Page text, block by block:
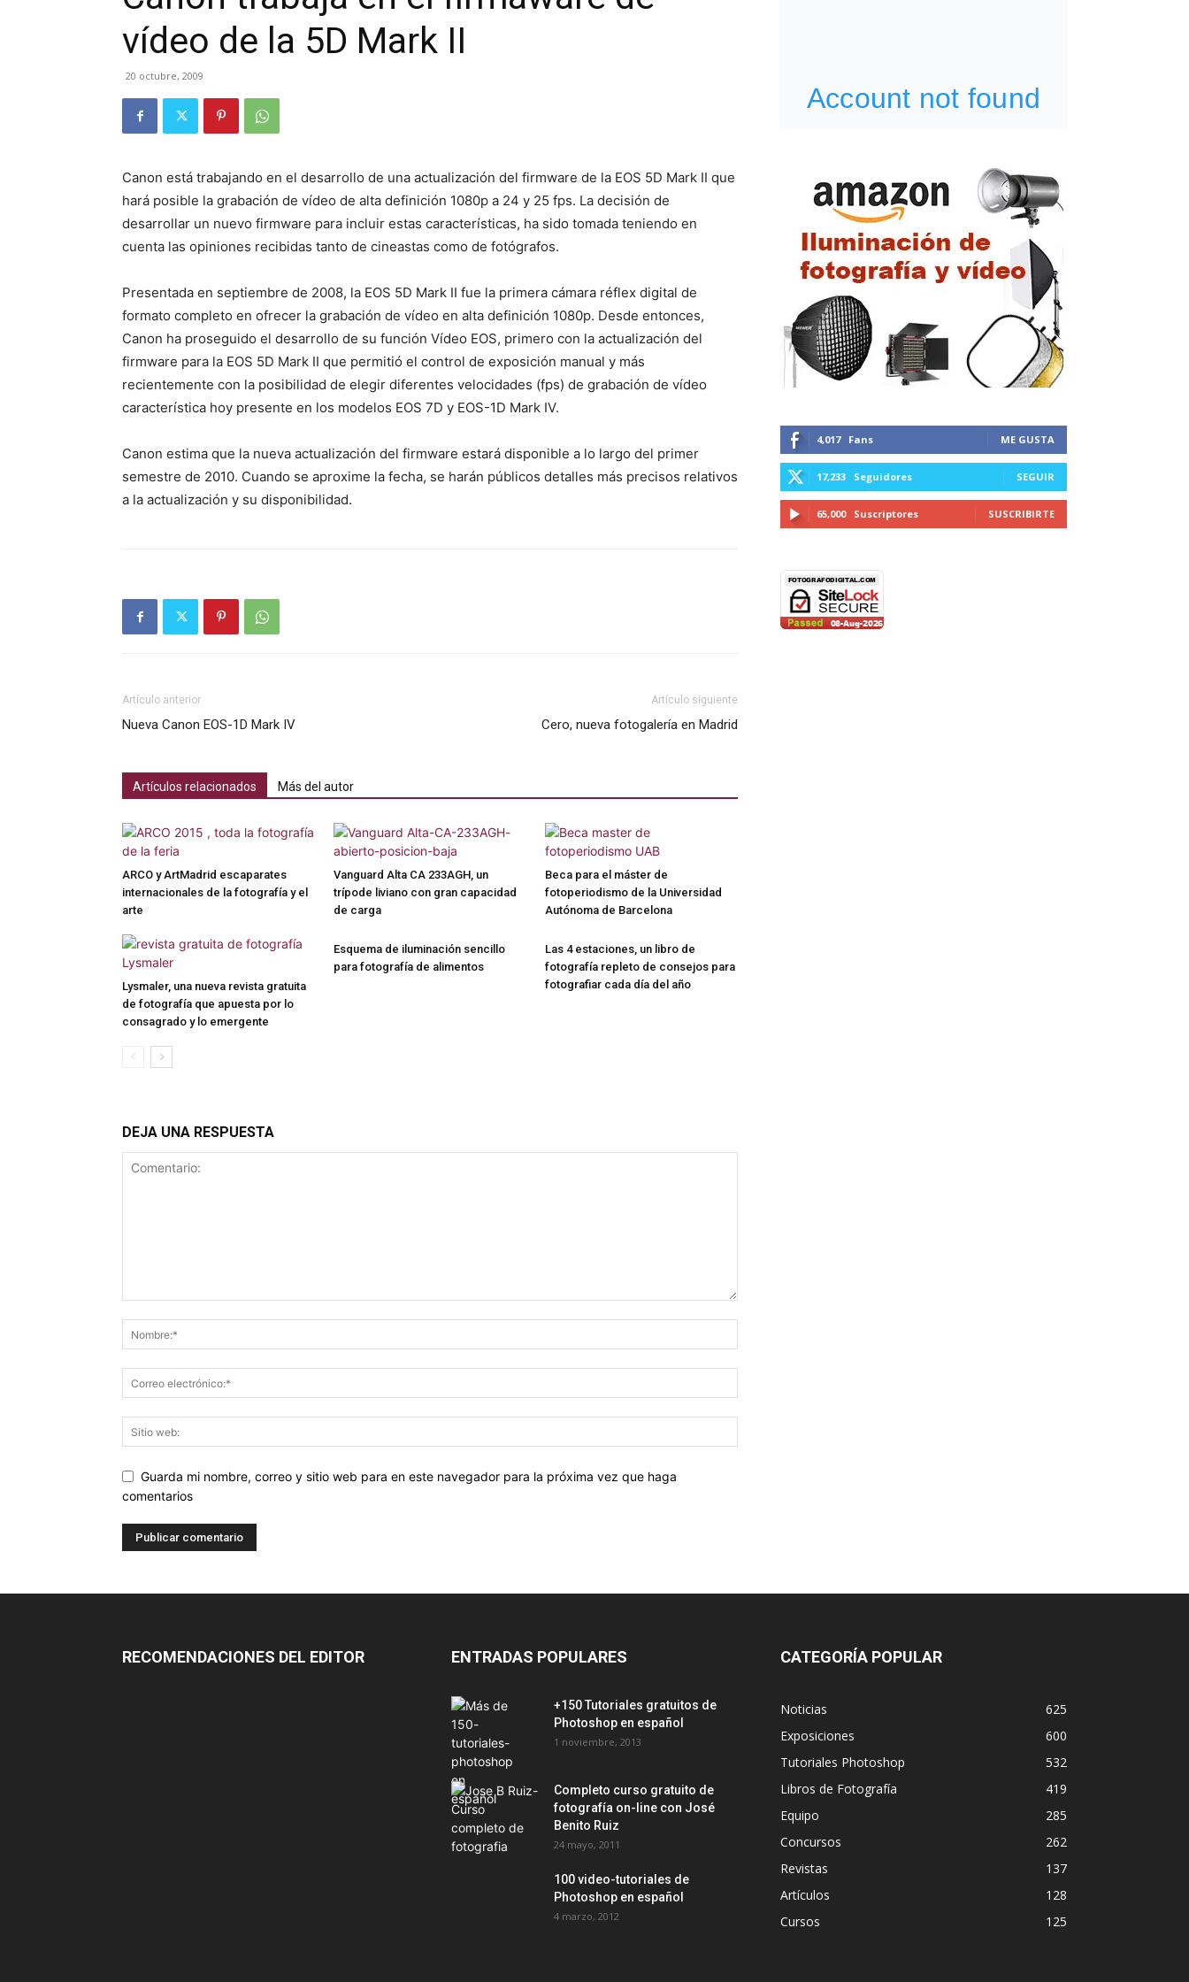
vídeo de la 5D Mark II
20 octubre, 2009
Canon está trabajando en el desarrollo de una actualización del firmware de la EOS 5D Mark II que
hará posible la grabación de vídeo de alta definición 1080p a 24 y 25 fps. La decisión de
desarrollar un nuevo firmware para incluir estas características, ha sido tomada teniendo en
cuenta las opiniones recibidas tanto de cineastas como de fotógrafos.
Presentada en septiembre de 2008, la EOS 5D Mark II fue la primera cámara réflex digital de
formato completo en ofrecer la grabación de vídeo en alta definición 1080p. Desde entonces,
Canon ha proseguido el desarrollo de su función Vídeo EOS, primero con la actualización del
firmware para la EOS 5D Mark II que permitió el control de exposición manual y más
recientemente con la posibilidad de elegir diferentes velocidades (fps) de grabación de vídeo
característica hoy presente en los modelos EOS 7D y EOS-1D Mark IV.
Canon estima que la nueva actualización del firmware estará disponible a lo largo del primer
semestre de 2010. Cuando se aproxime la fecha, se harán públicos detalles más precisos relativos
a la actualización y su disponibilidad.
Artículo anterior
Nueva Canon EOS-1D Mark IV
Artículo siguiente
Cero, nueva fotogalería en Madrid
Artículos relacionados Más del autor
ARCO y ArtMadrid escaparates
internacionales de la fotografía y el
arte
Vanguard Alta CA 233AGH, un
trípode liviano con gran capacidad
de carga
Beca para el máster de
fotoperiodismo de la Universidad
Autónoma de Barcelona
Lysmaler, una nueva revista gratuita
de fotografía que apuesta por lo
consagrado y lo emergente
Esquema de iluminación sencillo
para fotografía de alimentos
Las 4 estaciones, un libro de
fotografía repleto de consejos para
fotografiar cada día del año
DEJA UNA RESPUESTA
Guarda mi nombre, correo y sitio web para en este navegador para la próxima vez que haga
comentarios
4,017 Fans ME GUSTA
17,233 Seguidores SEGUIR
65,000 Suscriptores SUSCRIBIRTE
RECOMENDACIONES DEL EDITOR ENTRADAS POPULARES
+150 Tutoriales gratuitos de
Photoshop en español
1 noviembre, 2013
Completo curso gratuito de
fotografía on-line con José
Benito Ruiz
24 mayo, 2011
100 video-tutoriales de
Photoshop en español
4 marzo, 2012
CATEGORÍA POPULAR
Noticias
625
Exposiciones
600
Tutoriales Photoshop
532
Libros de Fotografía
419
Equipo
285
Concursos
262
Revistas
137
Artículos
128
Cursos
125